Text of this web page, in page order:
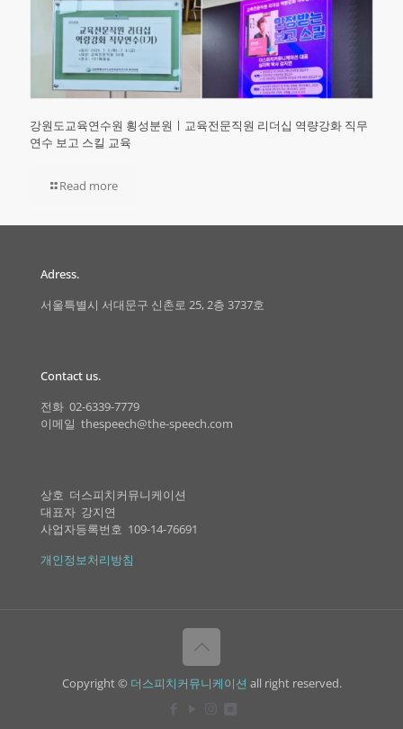
강원도교육연수원 횡성분원ㅣ교육전문직원 리더십 역량강화 직무
연수 보고 스킬 교육
Read more
Adress.
서울특별시 서대문구 신촌로 25, 2층 3737호
Contact us.
전화 02-6339-7779
이메일 thespeech@the-speech.com
상호 더스피치커뮤니케이션
대표자 강지연
사업자등록번호 109-14-76691
개인정보처리방침
Copyright © 더스피치커뮤니케이션 all right reserved.